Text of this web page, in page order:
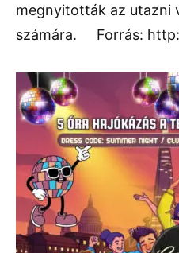
megnyitották az utazni
számára. Forrás: